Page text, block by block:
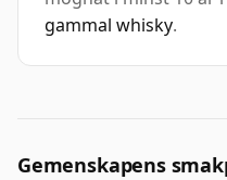
gammal whisky.
Gemenskapens